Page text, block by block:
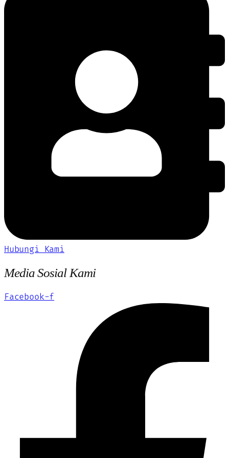
Hubungi Kami
Media Sosial Kami
Facebook-f